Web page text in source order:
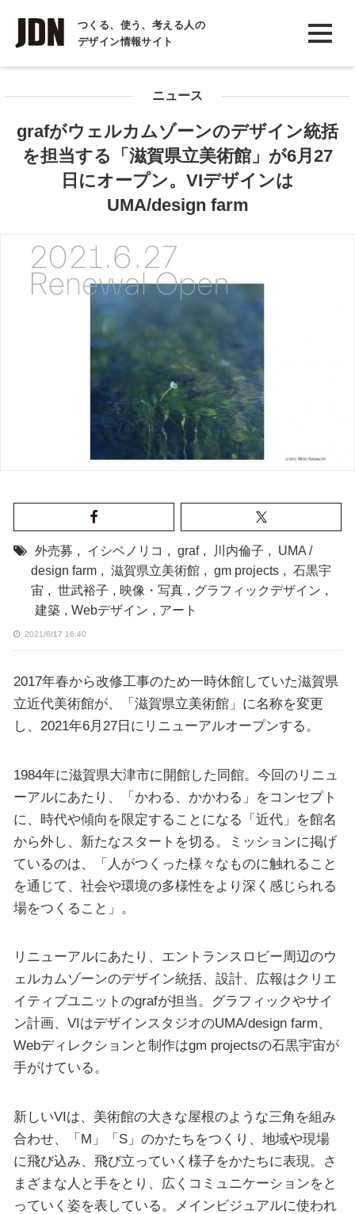
つくる、使う、考える人の
デザイン情報サイト
INTERVIEW
インタビュー
COLUMN
コラム
ニュース
grafがウェルカムゾーンのデザイン統括
を担当する「滋賀県立美術館」が6月27
日にオープン。VIデザインは
UMA/design farm
外売募 , イシベノリコ , graf , 川内倫子 ,
UMA /
design farm , 滋賀県立美術館 , gm projects , 石黒宇
宙 , 世武裕子 , 映像・写真 , グラフィックデザイン ,
建築 , Webデザイン , アート
2021/6/17 16:40
2017年春から改修工事のため一時休館していた滋賀県
立近代美術館が、「滋賀県立美術館」に名称を変更
し、2021年6月27日にリニューアルオープンする。
1984年に滋賀県大津市に開館した同館。今回のリニュ
ーアルにあたり、「かわる、かかわる」をコンセプト
に、時代や傾向を限定することになる「近代」を館名
から外し、新たなスタートを切る。ミッションに掲げ
ているのは、「人がつくった様々なものに触れること
を通じて、社会や環境の多様性をより深く感じられる
場をつくること」。
リニューアルにあたり、エントランスロビー周辺のウ
ェルカムゾーンのデザイン統括、設計、広報はクリエ
イティブユニットのgrafが担当。グラフィックやサイ
ン計画、VIはデザインスタジオのUMA/design farm、
Webディレクションと制作はgm projectsの石黒宇宙が
手がけている。
新しいVIは、美術館の大きな屋根のような三角を組み
合わせ、「M」「S」のかたちをつくり、地域や現場
に飛び込み、飛び立っていく様子をかたちに表現。さ
まざまな人と手をとり、広くコミュニケーションをと
っていく姿を表している。メインビジュアルに使われ